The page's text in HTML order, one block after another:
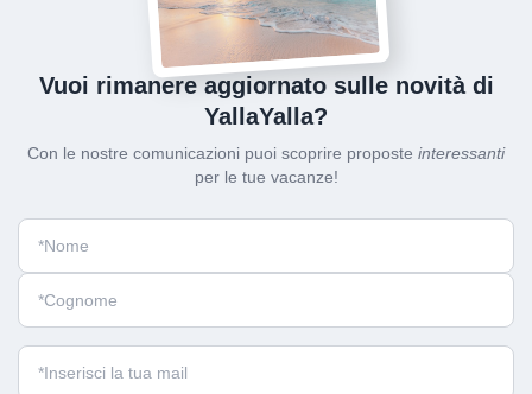
Vuoi rimanere aggiornato sulle novità di
YallaYalla?
Con le nostre comunicazioni puoi scoprire proposte interessanti
per le tue vacanze!